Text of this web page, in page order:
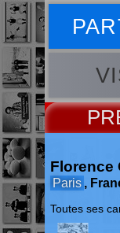
Florence
Paris ,
Toutes ses